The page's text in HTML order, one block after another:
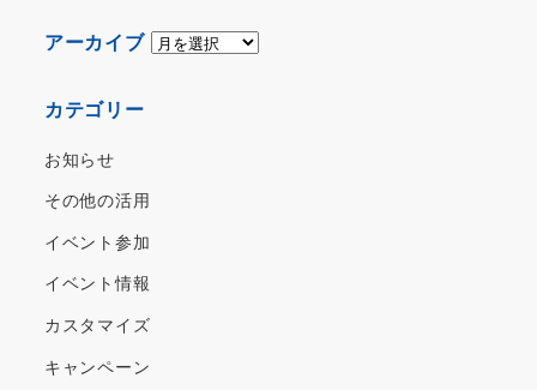
アーカイブ ア
カテゴリー
お知らせ
その他の活用
イベント参加
イベント情報
カスタマイズ
キャンペーン